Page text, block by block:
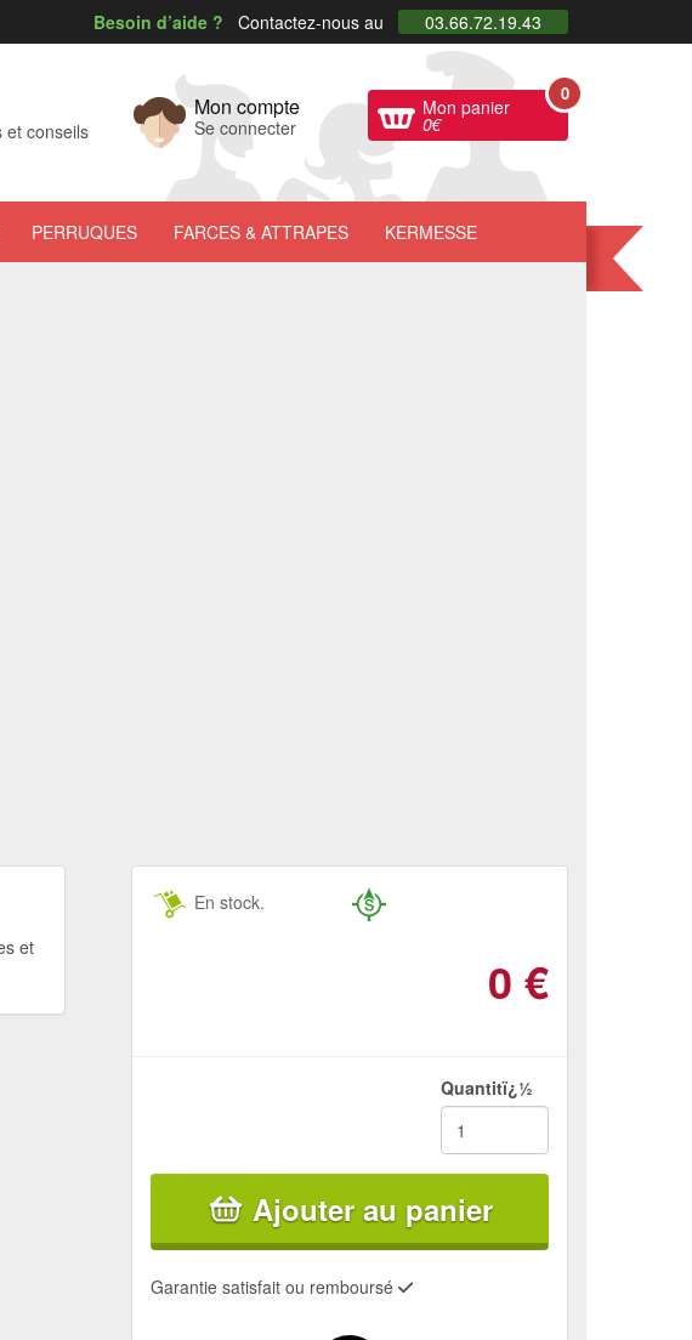
Besoin d’aide ? Contactez-nous au 03.66.72.19.43
et conseils
Mon compte
Se connecter
Mon panier
0€
0
PERRUQUES FARCES & ATTRAPES KERMESSE
et
En stock.
0 €
Quantitï¿½
Ajouter au panier
Garantie satisfait ou remboursé